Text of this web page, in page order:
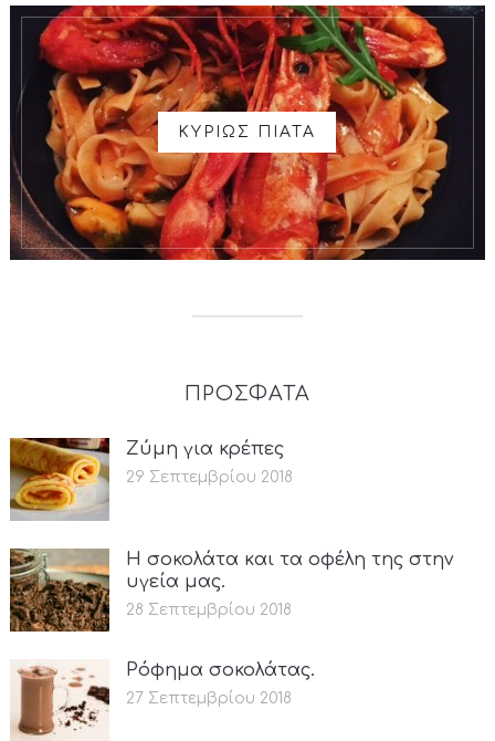
ΚΥΡΙΩΣ ΠΙΑΤΑ
ΠΡΟΣΦΑΤΑ
Ζύμη για κρέπες
29 Σεπτεμβρίου 2018
Η σοκολάτα και τα οφέλη της στην
υγεία μας.
28 Σεπτεμβρίου 2018
Ρόφημα σοκολάτας.
27 Σεπτεμβρίου 2018